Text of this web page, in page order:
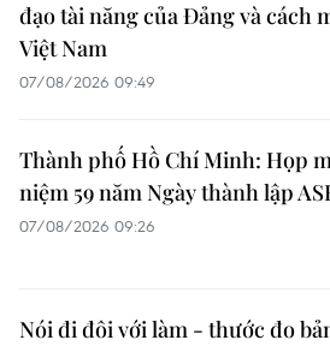
đạo tài năng của Đảng và cách
Việt Nam
07/08/2026 09:49
Thành phố Hồ Chí Minh: Họp
niệm 59 năm Ngày thành lập
07/08/2026 09:26
Nói đi đôi với làm - thước đo